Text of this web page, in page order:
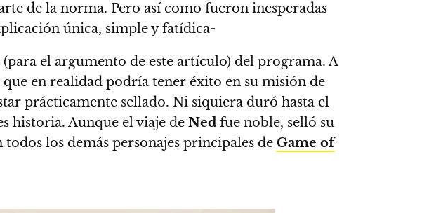
de la norma. Pero así como fueron inesperadas
única, simple y fatídica-
el argumento de este artículo) del programa. A
en realidad podría tener éxito en su misión de
prácticamente sellado. Ni siquiera duró hasta el
historia. Aunque el viaje de Ned fue noble, selló su
los demás personajes principales de Game of